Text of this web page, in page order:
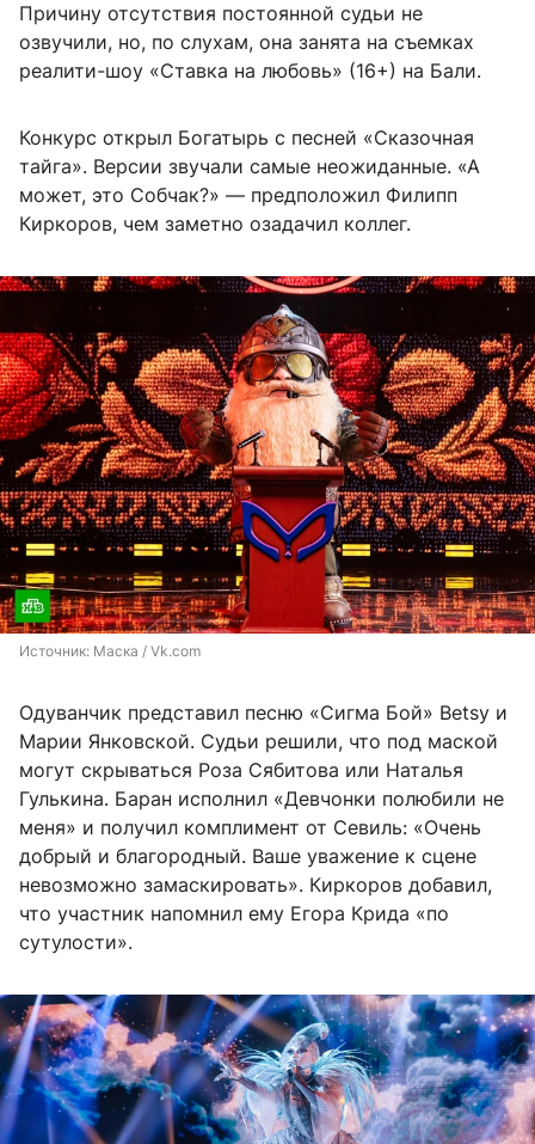
Причину отсутствия постоянной судьи не
озвучили, но, по слухам, она занята на съемках
реалити-шоу «Ставка на любовь» (16+) на Бали.
Конкурс открыл Богатырь с песней «Сказочная
тайга». Версии звучали самые неожиданные. «А
может, это Собчак?» — предположил Филипп
Киркоров, чем заметно озадачил коллег.
Источник: Маска / Vk.com
Одуванчик представил песню «Сигма Бой» Betsy и
Марии Янковской. Судьи решили, что под маской
могут скрываться Роза Сябитова или Наталья
Гулькина. Баран исполнил «Девчонки полюбили не
меня» и получил комплимент от Севиль: «Очень
добрый и благородный. Ваше уважение к сцене
невозможно замаскировать». Киркоров добавил,
что участник напомнил ему Егора Крида «по
сутулости».